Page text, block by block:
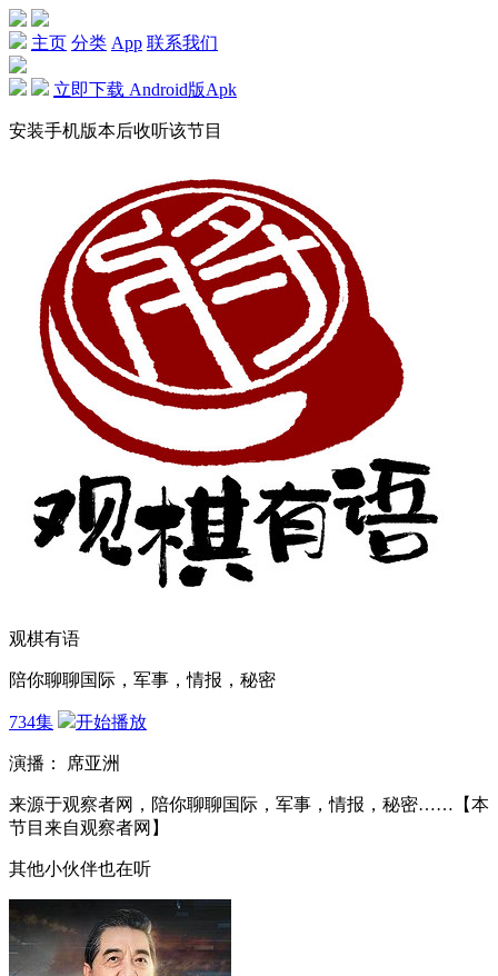
主页 分类 App 联系我们
立即下载 Android版Apk
安装手机版本后收听该节目
观棋有语
陪你聊聊国际，军事，情报，秘密
734集 开始播放
演播： 席亚洲
来源于观察者网，陪你聊聊国际，军事，情报，秘密……【本
节目来自观察者网】
其他小伙伴也在听